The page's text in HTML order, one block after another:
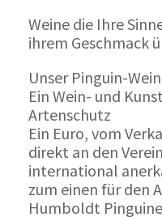
Weine die Ihre
ihrem Geschmack
Unser Pinguin-
Ein Wein- und
Artenschutz
Ein Euro, vom
direkt an den
international
zum einen für den
Humboldt